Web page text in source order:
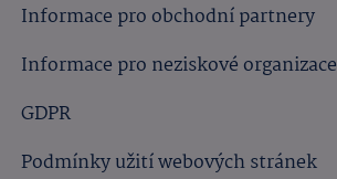
Informace pro obchodní partnery
Informace pro neziskové organizace
GDPR
Podmínky užití webových stránek